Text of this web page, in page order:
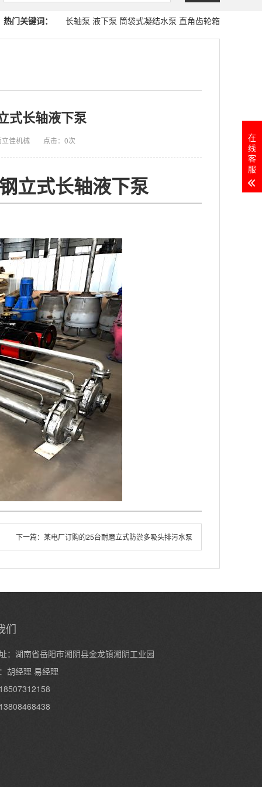
热门关键词： 长轴泵 液下泵 筒袋式凝结水泵 直角齿轮箱
式长轴液下泵
佳机械 点击： 0次
立式长轴液下泵
下一篇： 某电厂订购的25台耐磨立式防淤多吸头排污水泵
们
：湖南省岳阳市湘阴县金龙镇湘阴工业园
胡经理 易经理
在
线
客
服